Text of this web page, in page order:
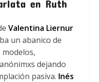
en Ruth
Valentina Liernur
un abanico de
dejando
pasiva. Inés